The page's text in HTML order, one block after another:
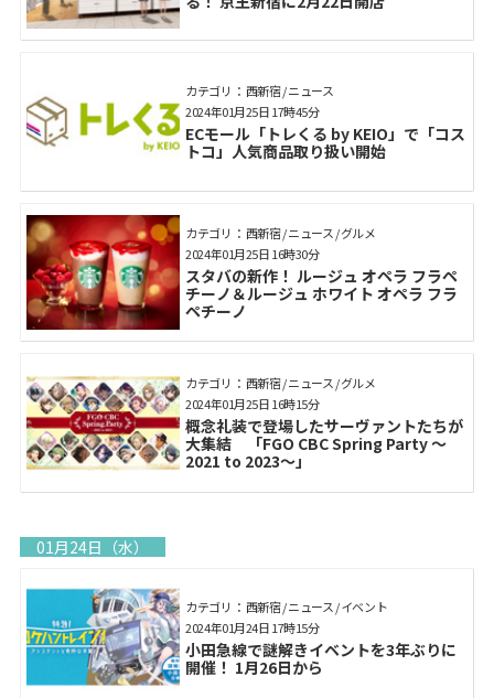
カテゴリ： 西新宿 / ニュース
ECモール「トレくる by KEIO」で「コス
トコ」人気商品取り扱い開始
2024年01月25日 17時45分
カテゴリ： 西新宿 / ニュース / グルメ
スタバの新作！ ルージュ オペラ フラペ
チーノ＆ルージュ ホワイト オペラ フラ
ペチーノ
2024年01月25日 16時30分
カテゴリ： 西新宿 / ニュース / グルメ
概念礼装で登場したサーヴァントたちが
大集結 「FGO CBC Spring Party ～
2021 to 2023～」
2024年01月25日 16時15分
01月24日（水）
カテゴリ： 西新宿 / ニュース / イベント
小田急線で謎解きイベントを3年ぶりに
開催！ 1月26日から
2024年01月24日 17時15分